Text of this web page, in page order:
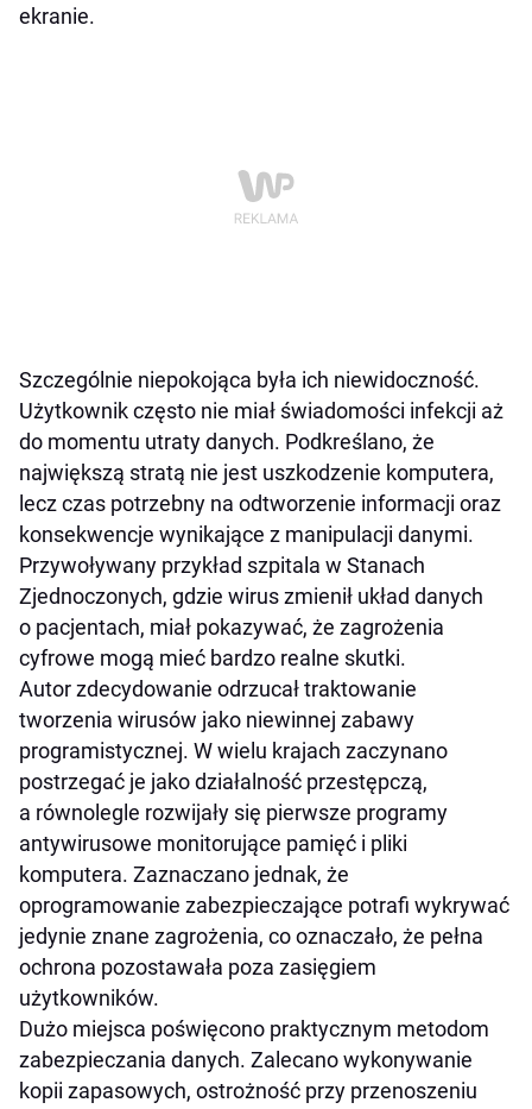
ekranie.
Szczególnie niepokojąca była ich niewidoczność.
Użytkownik często nie miał świadomości infekcji aż
do momentu utraty danych. Podkreślano, że
największą stratą nie jest uszkodzenie komputera,
lecz czas potrzebny na odtworzenie informacji oraz
konsekwencje wynikające z manipulacji danymi.
Przywoływany przykład szpitala w Stanach
Zjednoczonych, gdzie wirus zmienił układ danych
o pacjentach, miał pokazywać, że zagrożenia
cyfrowe mogą mieć bardzo realne skutki.
Autor zdecydowanie odrzucał traktowanie
tworzenia wirusów jako niewinnej zabawy
programistycznej. W wielu krajach zaczynano
postrzegać je jako działalność przestępczą,
a równolegle rozwijały się pierwsze programy
antywirusowe monitorujące pamięć i pliki
komputera. Zaznaczano jednak, że
oprogramowanie zabezpieczające potrafi wykrywać
jedynie znane zagrożenia, co oznaczało, że pełna
ochrona pozostawała poza zasięgiem
użytkowników.
Dużo miejsca poświęcono praktycznym metodom
zabezpieczania danych. Zalecano wykonywanie
kopii zapasowych, ostrożność przy przenoszeniu